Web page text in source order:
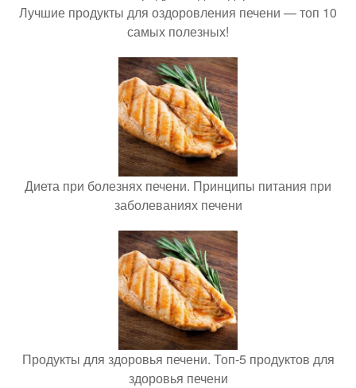
Лучшие продукты для оздоровления печени — топ 10
самых полезных!
Диета при болезнях печени. Принципы питания при
заболеваниях печени
Продукты для здоровья печени. Топ-5 продуктов для
здоровья печени